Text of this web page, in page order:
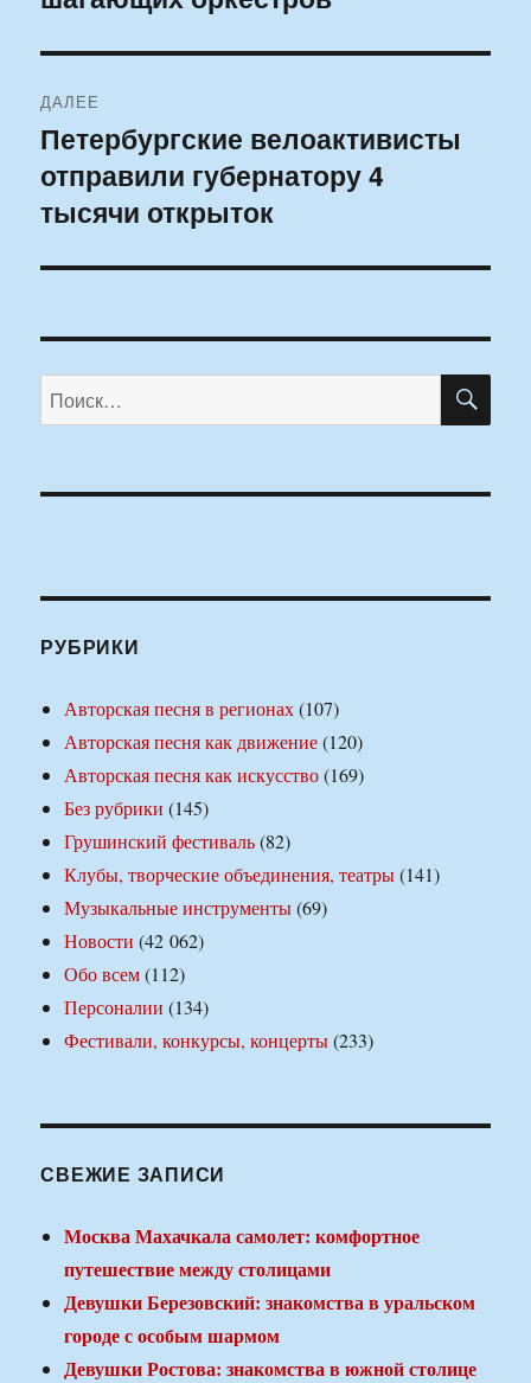
ДАЛЕЕ
Следующая
запись:
Петербургские велоактивисты
отправили губернатору 4
тысячи открыток
Искать:
РУБРИКИ
Авторская песня в регионах(107)
Авторская песня как движение(120)
Авторская песня как искусство(169)
Без рубрики (145)
Грушинский фестиваль(82)
Клубы, творческие объединения, театры(141)
Музыкальные инструменты(69)
Новости (42 062)
Обо всем(112)
Персоналии (134)
Фестивали, конкурсы, концерты(233)
СВЕЖИЕ ЗАПИСИ
Москва Махачкала самолет: комфортное
путешествие между столицами
Девушки Березовский: знакомства в уральском
городе с особым шармом
Девушки Ростова: знакомства в южной столице